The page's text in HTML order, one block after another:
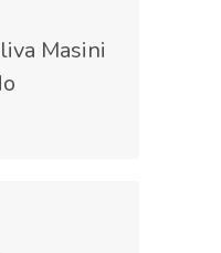
Masini